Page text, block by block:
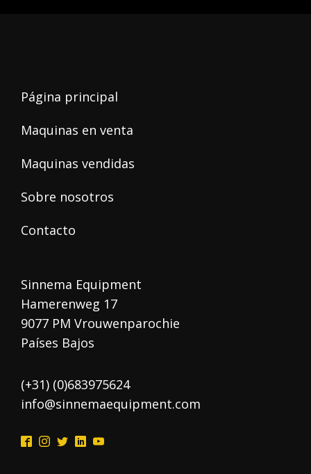
Página principal
Maquinas en venta
Maquinas vendidas
Sobre nosotros
Contacto
Sinnema Equipment
Hamerenweg 17
9077 PM Vrouwenparochie
Países Bajos
(+31) (0)683975624
info@sinnemaequipment.com